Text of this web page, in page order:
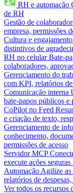
RH e automação
de RH
Gestão de
empresa, permissões
Cultura e engajamento
distintivos de
RH no celular Bate-
colaboradores,
Gerenciamento do
com KPI, relatórios
Comunicação interna
bate-papos públicos e
CoPilot no Feed
e criação de texto,
Gerenciamento de
conhecimento,
permissões de acesso
Servidor MCP
execute ações
Automação Agilize as
relatórios de
Ver todos os recursos